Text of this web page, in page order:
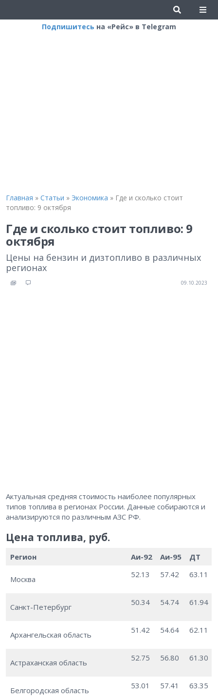
Подпишитесь на «Рейс» в Telegram
Главная » Статьи » Экономика » Где и сколько стоит
топливо: 9 октября
Где и сколько стоит топливо: 9
октября
Цены на бензин и дизтопливо в различных
регионах
09.10.2023
Актуальная средняя стоимость наиболее популярных
типов топлива в регионах России. Данные собираются и
анализируются по различным АЗС РФ.
Цена топлива, руб.
Регион Аи-92 Аи-95 ДТ
Москва 52.13 57.42 63.11
Санкт-Петербург 50.34 54.74 61.94
Архангельская область 51.42 54.64 62.11
Астраханская область 52.75 56.80 61.30
Белгородская область 53.01 57.41 63.35